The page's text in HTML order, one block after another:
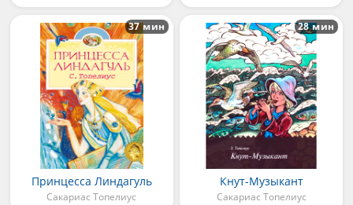
Принцесса Линдагуль
Сакариас Топелиус
37 мин
Кнут-Музыкант
Сакариас Топелиус
28 мин